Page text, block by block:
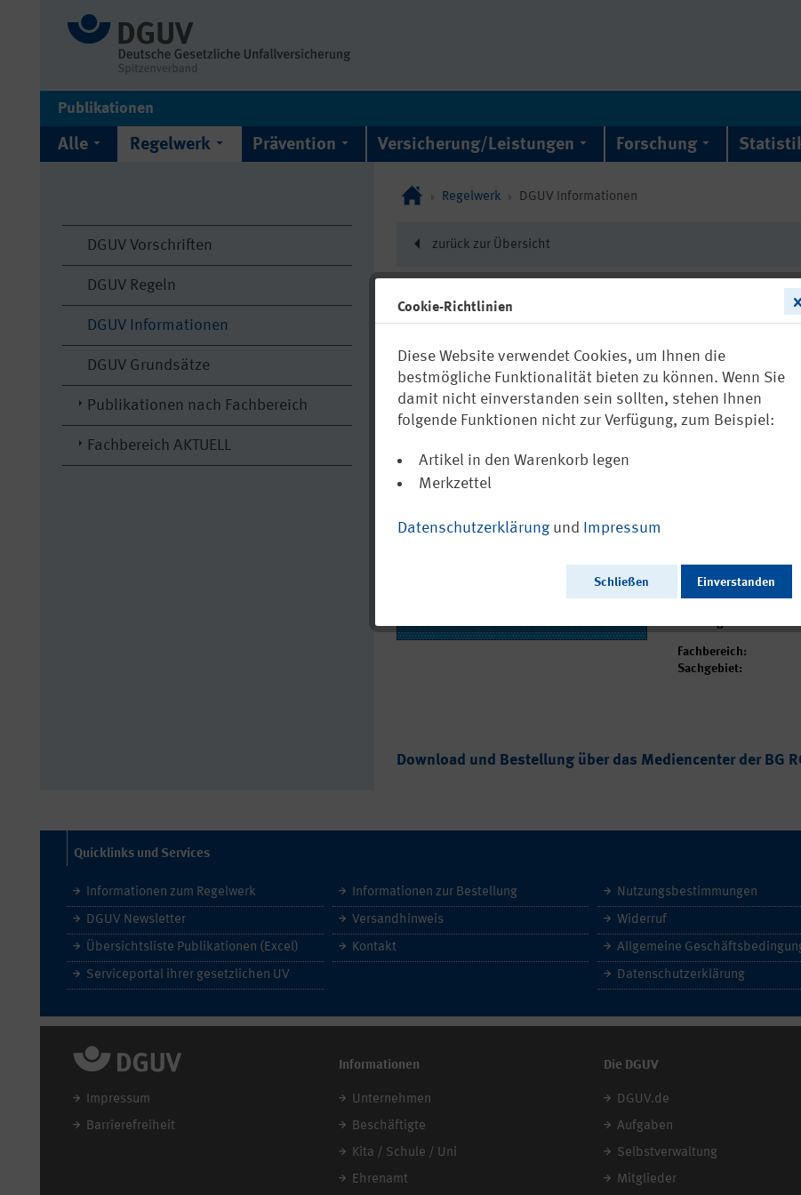
Publikationen
Alle Regelwerk Prävention Versicherung/Leistungen Forschung
DGUV Vorschriften
DGUV Regeln
DGUV Informationen
DGUV Grundsätze
Publikationen nach Fachbereich
Fachbereich AKTUELL
Regelwerk DGUV Informationen
zurück zur Übersicht
DGUV Information
Vermeidung
Reihe
Sprache:
Fachbereich:
Sachgebiet:
Download und Bestellung über das Mediencenter der BG
Quicklinks und Services
Informationen zum Regelwerk
DGUV Newsletter
Übersichtsliste Publikationen (Excel)
Serviceportal ihrer gesetzlichen UV
Informationen zur Bestellung
Versandhinweis
Kontakt
Nutzungsbestimmungen
Widerruf
Datenschutzerklärung
Impressum
Barrierefreiheit
Informationen
Unternehmen
Beschäftigte
Kita / Schule / Uni
Ehrenamt
Die DGUV
DGUV.de
Aufgaben
Selbstverwaltung
Mitglieder
Cookie-Richtlinien
Diese Website verwendet Cookies, um Ihnen die
bestmögliche Funktionalität bieten zu können. Wenn Sie
damit nicht einverstanden sein sollten, stehen Ihnen
folgende Funktionen nicht zur Verfügung, zum Beispiel:
Artikel in den Warenkorb legen
Merkzettel
Datenschutzerklärung und Impressum
Schließen Einverstanden